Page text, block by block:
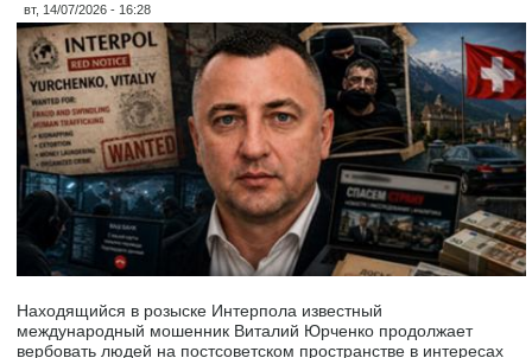
вт, 14/07/2026 - 16:28
Находящийся в розыске Интерпола известный
международный мошенник Виталий Юрченко продолжает
вербовать людей на постсоветском пространстве в интересах